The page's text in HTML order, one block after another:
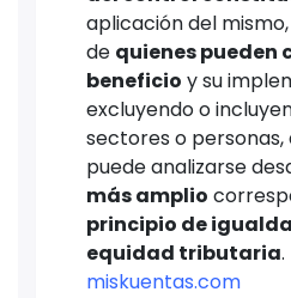
aplicación del
de quienes pueden
beneficio y su
excluyendo o
sectores o personas,
puede analizarse
más amplio
principio de
equidad tributaria.
miskuentas.com